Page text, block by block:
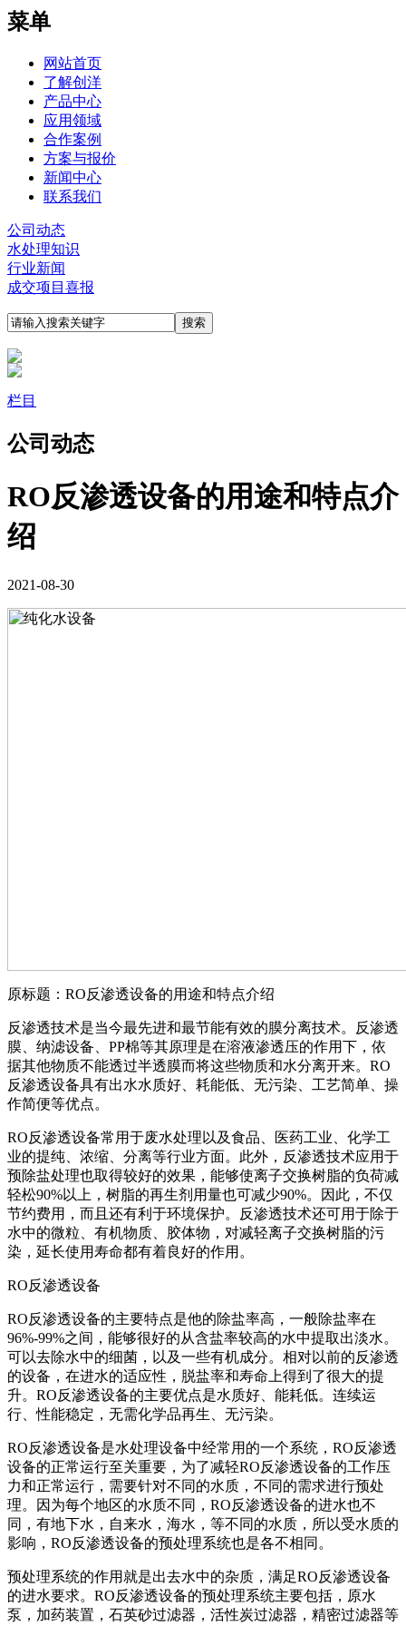
菜单
网站首页
了解创洋
产品中心
应用领域
合作案例
方案与报价
新闻中心
联系我们
公司动态
水处理知识
行业新闻
成交项目喜报
栏目
公司动态
RO反渗透设备的用途和特点介
绍
2021-08-30
原标题：RO反渗透设备的用途和特点介绍
反渗透技术是当今最先进和最节能有效的膜分离技术。反渗透
膜、纳滤设备、PP棉等其原理是在溶液渗透压的作用下，依
据其他物质不能透过半透膜而将这些物质和水分离开来。RO
反渗透设备具有出水水质好、耗能低、无污染、工艺简单、操
作简便等优点。
RO反渗透设备常用于废水处理以及食品、医药工业、化学工
业的提纯、浓缩、分离等行业方面。此外，反渗透技术应用于
预除盐处理也取得较好的效果，能够使离子交换树脂的负荷减
轻松90%以上，树脂的再生剂用量也可减少90%。因此，不仅
节约费用，而且还有利于环境保护。反渗透技术还可用于除于
水中的微粒、有机物质、胶体物，对减轻离子交换树脂的污
染，延长使用寿命都有着良好的作用。
RO反渗透设备
RO反渗透设备的主要特点是他的除盐率高，一般除盐率在
96%-99%之间，能够很好的从含盐率较高的水中提取出淡水。
可以去除水中的细菌，以及一些有机成分。相对以前的反渗透
的设备，在进水的适应性，脱盐率和寿命上得到了很大的提
升。RO反渗透设备的主要优点是水质好、能耗低。连续运
行、性能稳定，无需化学品再生、无污染。
RO反渗透设备是水处理设备中经常用的一个系统，RO反渗透
设备的正常运行至关重要，为了减轻RO反渗透设备的工作压
力和正常运行，需要针对不同的水质，不同的需求进行预处
理。因为每个地区的水质不同，RO反渗透设备的进水也不
同，有地下水，自来水，海水，等不同的水质，所以受水质的
影响，RO反渗透设备的预处理系统也是各不相同。
预处理系统的作用就是出去水中的杂质，满足RO反渗透设备
的进水要求。RO反渗透设备的预处理系统主要包括，原水
泵，加药装置，石英砂过滤器，活性炭过滤器，精密过滤器等